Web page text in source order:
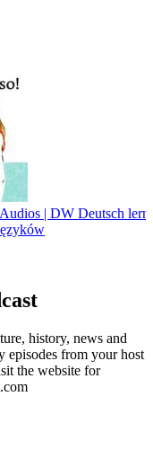
| DW Deutsch
history, news and
episodes from your host
the website for